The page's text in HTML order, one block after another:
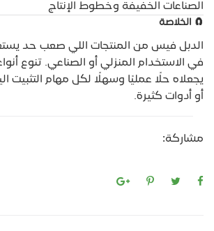
الصناعات الخفيفة وخطوط الإنتاج
🧲 الخلاصة
الدبل فيس من المنتجات اللي صعب حد
في الاستخدام المنزلي أو الصناعي. تنوع
يجعلاه حلًا عمليًا وسهلًا لكل مهام التثبيت
أو أدوات كثيرة.
مشاركة: